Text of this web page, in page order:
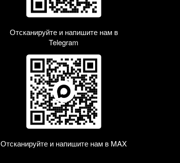
Отсканируйте и напишите нам в
Telegram
Отсканируйте и напишите нам в MAX